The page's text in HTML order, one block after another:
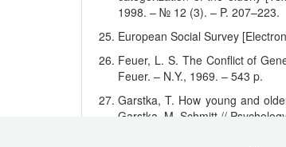
1998. – № 12 (3). – P. 207–223.
European Social Survey
Feuer, L. S. The Conflict of
Feuer. – N.Y., 1969. – 543 p.
Garstka, T. How young and
Garstka, M. Schmitt //